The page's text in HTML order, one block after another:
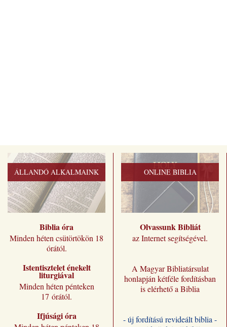
ÁLLANDÓ ALKALMAINK
Biblia óra
Minden héten csütörtökön 18
órától.
Istentisztelet énekelt
liturgiával
Minden héten pénteken
17 órától.
Ifjúsági óra
ONLINE BIBLIA
Olvassunk Bibliát
az Internet segítségével.
A Magyar Bibliatársulat
honlapján kétféle fordításban
is elérhető a Biblia
- új fordítású revideált biblia -